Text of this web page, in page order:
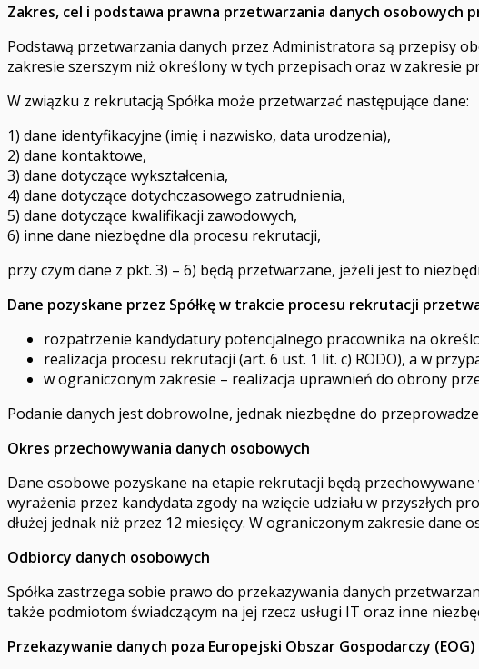
Zakres, cel i podstawa prawna przetwarzania danych osobowych
Podstawą przetwarzania danych przez Administratora są przepisy
zakresie szerszym niż określony w tych przepisach oraz w zakresie
W związku z rekrutacją Spółka może przetwarzać następujące dane:
1) dane identyfikacyjne (imię i nazwisko, data urodzenia),
2) dane kontaktowe,
3) dane dotyczące wykształcenia,
4) dane dotyczące dotychczasowego zatrudnienia,
5) dane dotyczące kwalifikacji zawodowych,
6) inne dane niezbędne dla procesu rekrutacji,
przy czym dane z pkt. 3) – 6) będą przetwarzane, jeżeli jest to
Dane pozyskane przez Spółkę w trakcie procesu rekrutacji
rozpatrzenie kandydatury potencjalnego pracownika na
realizacja procesu rekrutacji (art. 6 ust. 1 lit. c) RODO), a w
w ograniczonym zakresie – realizacja uprawnień do obrony
Podanie danych jest dobrowolne, jednak niezbędne do
Okres przechowywania danych osobowych
Dane osobowe pozyskane na etapie rekrutacji będą
wyrażenia przez kandydata zgody na wzięcie udziału w przyszłych
dłużej jednak niż przez 12 miesięcy. W ograniczonym zakresie
Odbiorcy danych osobowych
Spółka zastrzega sobie prawo do przekazywania danych
także podmiotom świadczącym na jej rzecz usługi IT oraz inne
Przekazywanie danych poza Europejski Obszar Gospodarczy (EOG)